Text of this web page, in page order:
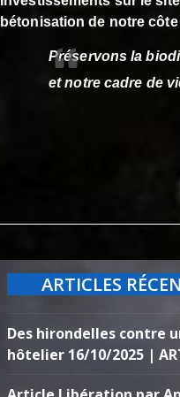
bétonisation de notre
Préservons la
et notre cadre de
ARTICLES
Des hirondelles contre
hôtelier 16/10/2025 |